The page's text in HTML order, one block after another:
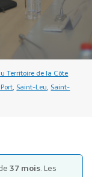
Territoire de la Côte
, Saint-Leu, Saint-
37 mois. Les